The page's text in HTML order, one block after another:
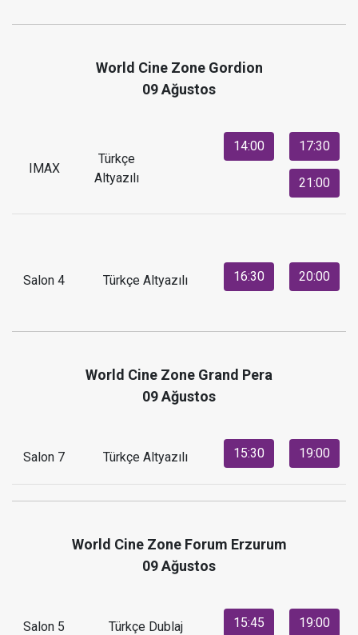
World Cine Zone Gordion
09 Ağustos
IMAX
Türkçe
Altyazılı
14:00 17:30
21:00
Salon 4 Türkçe Altyazılı 16:30 20:00
World Cine Zone Grand Pera
09 Ağustos
Salon 7 Türkçe Altyazılı 15:30 19:00
World Cine Zone Forum Erzurum
09 Ağustos
Salon 5 Türkçe Dublaj 15:45 19:00